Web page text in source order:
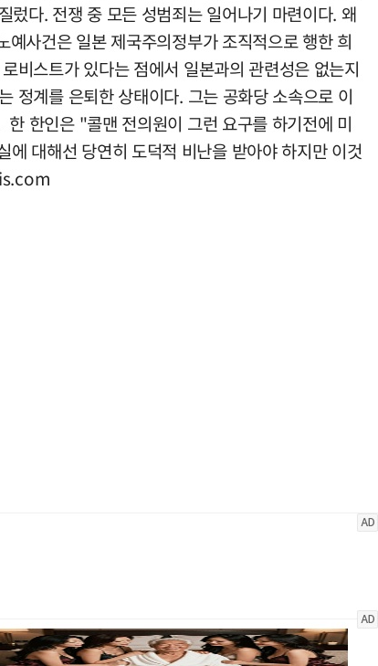
다. 전쟁 중 모든 성범죄는 일어나기 마련이다. 왜
사건은 일본 제국주의정부가 조직적으로 행한 희
스트가 있다는 점에서 일본과의 관련성은 없는지
계를 은퇴한 상태이다. 그는 공화당 소속으로 이
한인은 "콜맨 전의원이 그런 요구를 하기전에 미
대해선 당연히 도덕적 비난을 받아야 하지만 이것